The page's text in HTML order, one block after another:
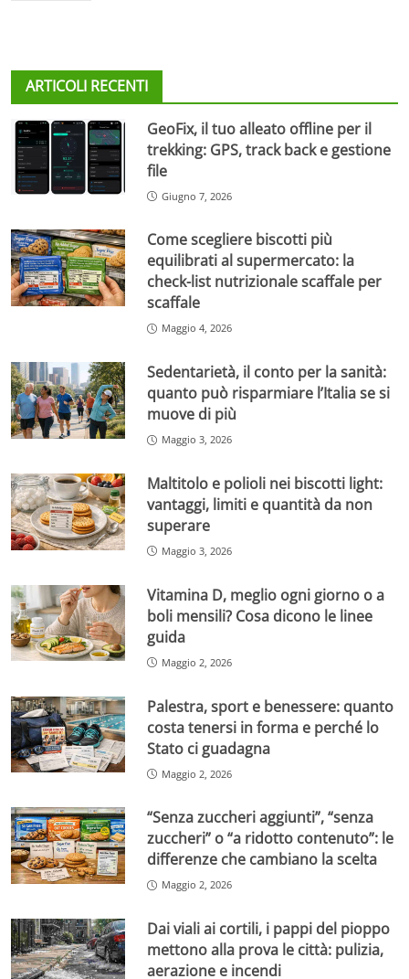
ARTICOLI RECENTI
GeoFix, il tuo alleato offline per il
trekking: GPS, track back e gestione
file
Giugno 7, 2026
Come scegliere biscotti più
equilibrati al supermercato: la
check-list nutrizionale scaffale per
scaffale
Maggio 4, 2026
Sedentarietà, il conto per la sanità:
quanto può risparmiare l’Italia se si
muove di più
Maggio 3, 2026
Maltitolo e polioli nei biscotti light:
vantaggi, limiti e quantità da non
superare
Maggio 3, 2026
Vitamina D, meglio ogni giorno o a
boli mensili? Cosa dicono le linee
guida
Maggio 2, 2026
Palestra, sport e benessere: quanto
costa tenersi in forma e perché lo
Stato ci guadagna
Maggio 2, 2026
“Senza zuccheri aggiunti”, “senza
zuccheri” o “a ridotto contenuto”: le
differenze che cambiano la scelta
Maggio 2, 2026
Dai viali ai cortili, i pappi del pioppo
mettono alla prova le città: pulizia,
aerazione e incendi